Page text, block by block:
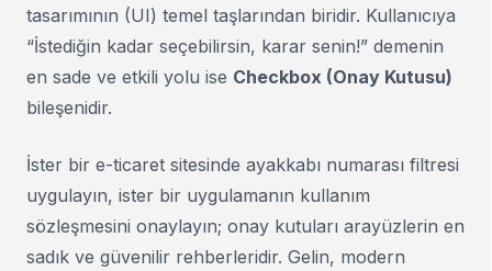
tasarımının (UI) temel taşlarından biridir. Kullanıcıya
“İstediğin kadar seçebilirsin, karar senin!” demenin
en sade ve etkili yolu ise Checkbox (Onay Kutusu)
bileşenidir.
İster bir e-ticaret sitesinde ayakkabı numarası filtresi
uygulayın, ister bir uygulamanın kullanım
sözleşmesini onaylayın; onay kutuları arayüzlerin en
sadık ve güvenilir rehberleridir. Gelin, modern